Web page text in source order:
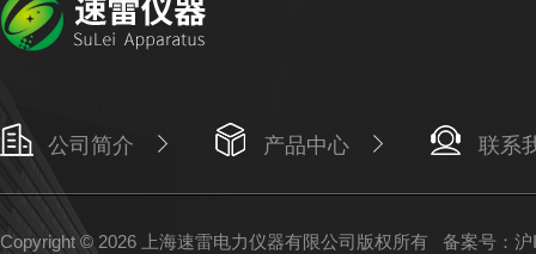
公司简介 产品中心 联系
Copyright © 2026 上海速雷电力仪器有限公司版权所有 备案号：